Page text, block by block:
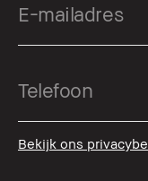
Bekijk ons